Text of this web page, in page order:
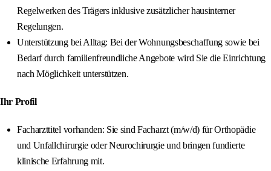
Regelwerken des Trägers inklusive zusätzlicher hausinterner
Regelungen.
Unterstützung bei Alltag: Bei der Wohnungsbeschaffung sowie bei
Bedarf durch familienfreundliche Angebote wird Sie die Einrichtung
nach Möglichkeit unterstützen.
Ihr Profil
Facharzttitel vorhanden: Sie sind Facharzt (m/w/d) für Orthopädie
und Unfallchirurgie oder Neurochirurgie und bringen fundierte
klinische Erfahrung mit.